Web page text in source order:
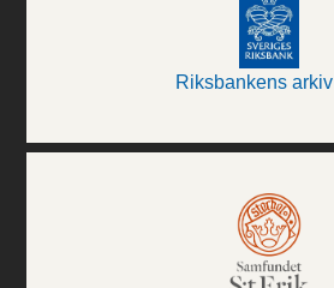
Riksbankens arkiv